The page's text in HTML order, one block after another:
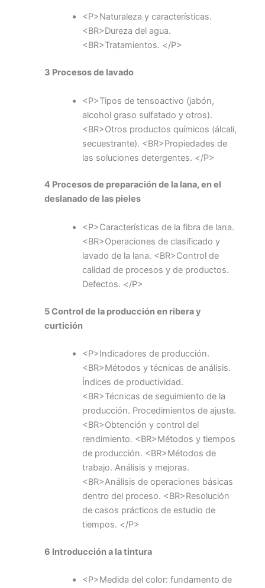
<P>Naturaleza y características.
<BR>Dureza del agua.
<BR>Tratamientos. </P>
3 Procesos de lavado
<P>Tipos de tensoactivo (jabón,
alcohol graso sulfatado y otros).
<BR>Otros productos químicos (álcali,
secuestrante). <BR>Propiedades de
las soluciones detergentes. </P>
4 Procesos de preparación de la lana, en el
deslanado de las pieles
<P>Características de la fibra de lana.
<BR>Operaciones de clasificado y
lavado de la lana. <BR>Control de
calidad de procesos y de productos.
Defectos. </P>
5 Control de la producción en ribera y
curtición
<P>Indicadores de producción.
<BR>Métodos y técnicas de análisis.
Índices de productividad.
<BR>Técnicas de seguimiento de la
producción. Procedimientos de ajuste.
<BR>Obtención y control del
rendimiento. <BR>Métodos y tiempos
de producción. <BR>Métodos de
trabajo. Análisis y mejoras.
<BR>Análisis de operaciones básicas
dentro del proceso. <BR>Resolución
de casos prácticos de estudio de
tiempos. </P>
6 Introducción a la tintura
<P>Medida del color: fundamento de